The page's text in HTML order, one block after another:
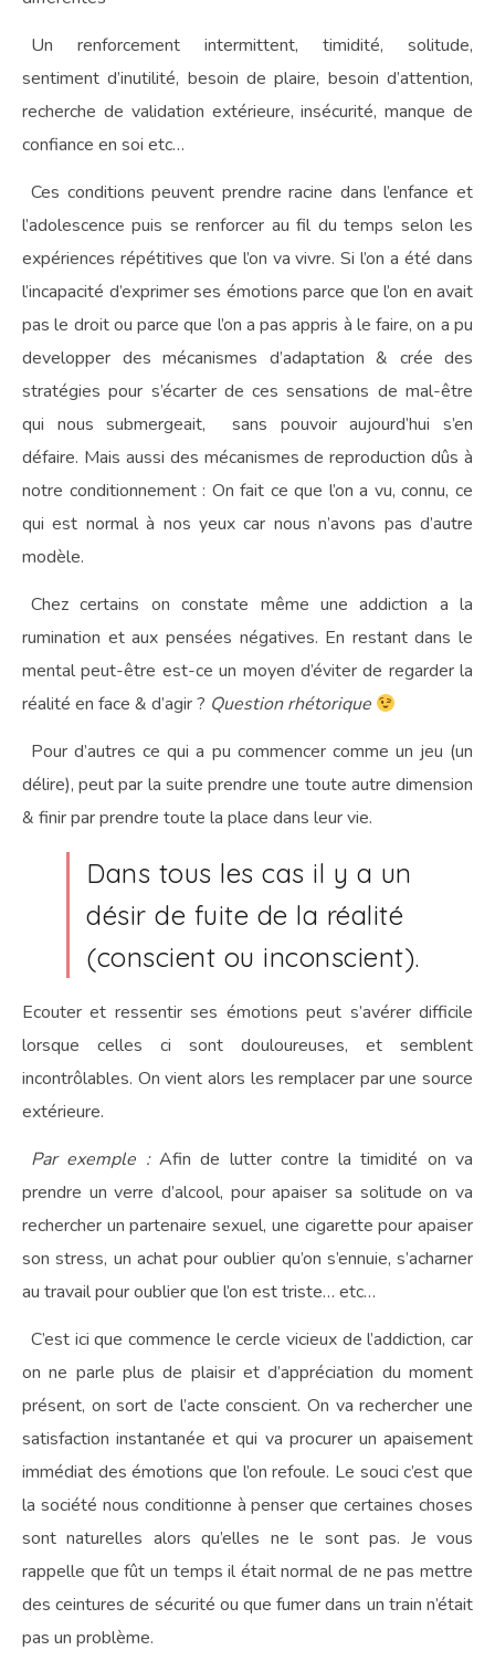
Un renforcement intermittent, timidité, solitude,
sentiment d’inutilité, besoin de plaire, besoin d’attention,
recherche de validation extérieure, insécurité, manque de
confiance en soi etc…
Ces conditions peuvent prendre racine dans l’enfance et
l’adolescence puis se renforcer au fil du temps selon les
expériences répétitives que l’on va vivre. Si l’on a été dans
l’incapacité d’exprimer ses émotions parce que l’on en avait
pas le droit ou parce que l’on a pas appris à le faire, on a pu
developper des mécanismes d’adaptation & crée des
stratégies pour s’écarter de ces sensations de mal-être
qui nous submergeait, sans pouvoir aujourd’hui s’en
défaire. Mais aussi des mécanismes de reproduction dûs à
notre conditionnement : On fait ce que l’on a vu, connu, ce
qui est normal à nos yeux car nous n’avons pas d’autre
modèle.
Chez certains on constate même une addiction a la
rumination et aux pensées négatives. En restant dans le
mental peut-être est-ce un moyen d’éviter de regarder la
réalité en face & d’agir ? Question rhétorique
Pour d’autres ce qui a pu commencer comme un jeu (un
délire), peut par la suite prendre une toute autre dimension
& finir par prendre toute la place dans leur vie.
Dans tous les cas il y a un
désir de fuite de la réalité
(conscient ou inconscient).
Ecouter et ressentir ses émotions peut s’avérer difficile
lorsque celles ci sont douloureuses, et semblent
incontrôlables. On vient alors les remplacer par une source
extérieure.
Par exemple :Afin de lutter contre la timidité on va
prendre un verre d’alcool, pour apaiser sa solitude on va
rechercher un partenaire sexuel, une cigarette pour apaiser
son stress, un achat pour oublier qu’on s’ennuie, s’acharner
au travail pour oublier que l’on est triste… etc…
C’est ici que commence le cercle vicieux de l’addiction, car
on ne parle plus de plaisir et d’appréciation du moment
présent, on sort de l’acte conscient. On va rechercher une
satisfaction instantanée et qui va procurer un apaisement
immédiat des émotions que l’on refoule. Le souci c’est que
la société nous conditionne à penser que certaines choses
sont naturelles alors qu’elles ne le sont pas. Je vous
rappelle que fût un temps il était normal de ne pas mettre
des ceintures de sécurité ou que fumer dans un train n’était
pas un problème.